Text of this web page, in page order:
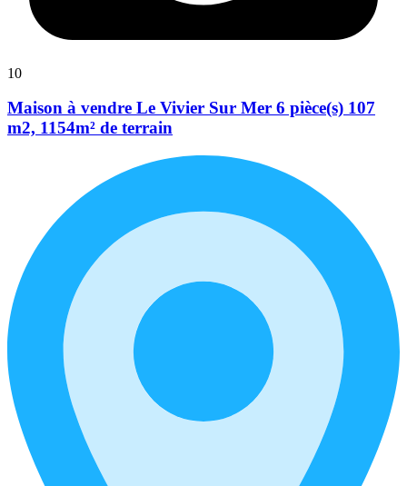
10
Maison à vendre Le Vivier Sur Mer 6 pièce(s) 107
m2, 1154m² de terrain